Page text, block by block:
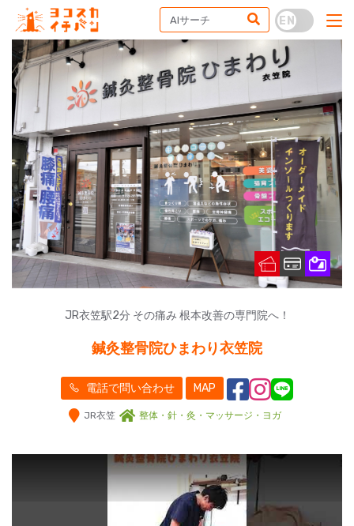
JR衣笠駅2分 その痛み 根本改善の専門院へ！
鍼灸整骨院ひまわり衣笠院
電話で問い合わせ MAP
JR衣笠 整体・針・灸・マッサージ・ヨガ